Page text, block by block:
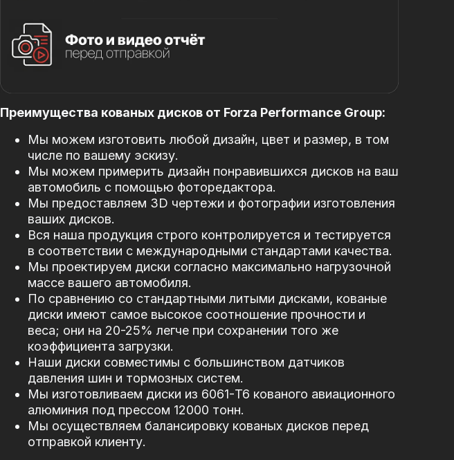
Преимущества кованых дисков от Forza Performance Group:
Мы можем изготовить любой дизайн, цвет и размер, в том
числе по вашему эскизу.
Мы можем примерить дизайн понравившихся дисков на ваш
автомобиль с помощью фоторедактора.
Мы предоставляем 3D чертежи и фотографии изготовления
ваших дисков.
Вся наша продукция строго контролируется и тестируется
в соответствии с международными стандартами качества.
Мы проектируем диски согласно максимально нагрузочной
массе вашего автомобиля.
По сравнению со стандартными литыми дисками, кованые
диски имеют самое высокое соотношение прочности и
веса; они на 20-25% легче при сохранении того же
коэффициента загрузки.
Наши диски совместимы с большинством датчиков
давления шин и тормозных систем.
Мы изготовливаем диски из 6061-T6 кованого авиационного
алюминия под прессом 12000 тонн.
Мы осуществляем балансировку кованых дисков перед
отправкой клиенту.